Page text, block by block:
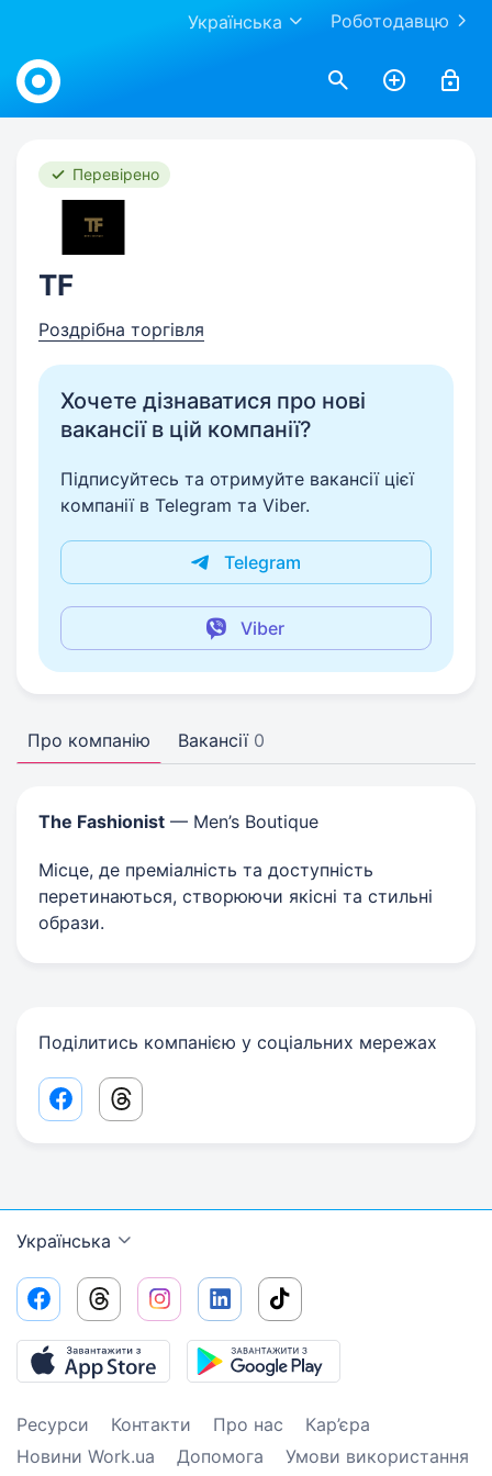
Роботодавцю
Українська
Work.ua
Перевірено
TF
Роздрібна торгівля
Хочете дізнаватися про нові
вакансії в цій компанії?
Підписуйтесь та отримуйте вакансії цієї
компанії в Telegram та Viber.
Telegram
Viber
Про компанію Вакансії 0
The Fashionist — Men’s Boutique
Місце, де преміалність та доступність
перетинаються, створюючи якісні та стильні
образи.
Поділитись компанією у соціальних мережах
Facebook share link
Threads share link
Українська
Ресурси Контакти Про нас
Кар’єра
Новини Work.ua
Допомога Умови використання